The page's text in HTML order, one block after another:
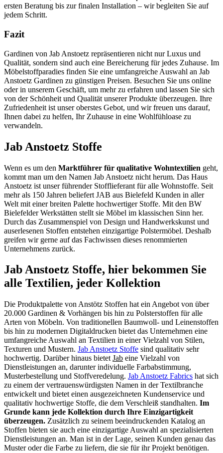
ersten Beratung bis zur finalen Installation – wir begleiten Sie auf
jedem Schritt.
Fazit
Gardinen von Jab Anstoetz repräsentieren nicht nur Luxus und
Qualität, sondern sind auch eine Bereicherung für jedes Zuhause. Im
Möbelstoffparadies finden Sie eine umfangreiche Auswahl an Jab
Anstoetz Gardinen zu günstigen Preisen. Besuchen Sie uns online
oder in unserem Geschäft, um mehr zu erfahren und lassen Sie sich
von der Schönheit und Qualität unserer Produkte überzeugen. Ihre
Zufriedenheit ist unser oberstes Gebot, und wir freuen uns darauf,
Ihnen dabei zu helfen, Ihr Zuhause in eine Wohlfühloase zu
verwandeln.
Jab Anstoetz Stoffe
Wenn es um den Marktführer für qualitative Wohntextilien geht,
kommt man um den Namen Jab Anstoetz nicht herum. Das Haus
Anstoetz ist unser führender Stofflieferant für alle Wohnstoffe. Seit
mehr als 150 Jahren beliefert JAB aus Bielefeld Kunden in aller
Welt mit einer breiten Palette hochwertiger Stoffe. Mit den BW
Bielefelder Werkstätten stellt sie Möbel im klassischen Sinn her.
Durch das Zusammenspiel von Design und Handwerkskunst und
auserlesenen Stoffen entstehen einzigartige Polstermöbel. Deshalb
greifen wir gerne auf das Fachwissen dieses renommierten
Unternehmens zurück.
Jab Anstoetz Stoffe, hier bekommen Sie
alle Textilien, jeder Kollektion
Die Produktpalette von Anstötz Stoffen hat ein Angebot von über
20.000 Gardinen & Vorhängen bis hin zu Polsterstoffen für alle
Arten von Möbeln. Von traditionellen Baumwoll- und Leinenstoffen
bis hin zu modernen Digitaldrucken bietet das Unternehmen eine
umfangreiche Auswahl an Textilien in einer Vielzahl von Stilen,
Texturen und Mustern. Jab Anstoetz Stoffe sind qualitativ sehr
hochwertig. Darüber hinaus bietet Jab eine Vielzahl von
Dienstleistungen an, darunter individuelle Farbabstimmung,
Musterbestellung und Stoffveredelung. Jab Anstoetz Fabrics hat sich
zu einem der vertrauenswürdigsten Namen in der Textilbranche
entwickelt und bietet einen ausgezeichneten Kundenservice und
qualitativ hochwertige Stoffe, die dem Verschleiß standhalten. Im
Grunde kann jede Kollektion durch Ihre Einzigartigkeit
überzeugen. Zusätzlich zu seinem beeindruckenden Katalog an
Stoffen bieten sie auch eine einzigartige Auswahl an spezialisierten
Dienstleistungen an. Man ist in der Lage, seinen Kunden genau das
Muster oder die Farbe zu liefern, die sie für ihr Projekt benötigen.